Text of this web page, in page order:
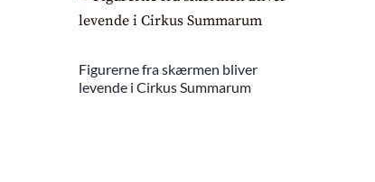
Figurerne fra skærmen bliver
levende i Cirkus Summarum